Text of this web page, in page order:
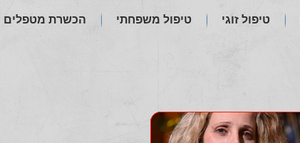
טיפול זוגי טיפול משפחתי הכשרת מטפלים